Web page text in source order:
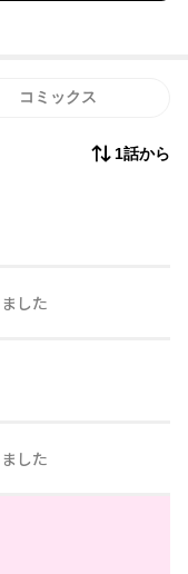
コミックス
1話から
した
した